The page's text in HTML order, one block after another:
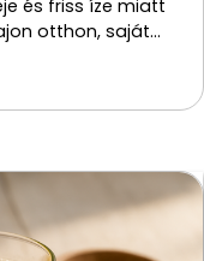
és friss íze miatt
otthon, saját…